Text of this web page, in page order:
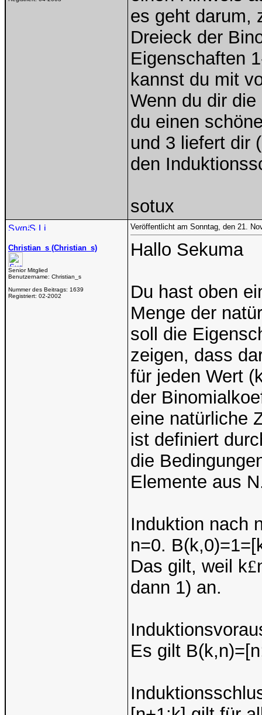
es geht darum,
Dreieck der
Eigenschaften
kannst du mit
Wenn du dir
du einen
und 3 liefert dir
den
sotux
Christian_s (Christian_s)
Senior Mitglied
Benutzername: Christian_s
Nummer des Beitrags: 1639
Registriert: 02-2002
Veröffentlicht am Sonntag, den 21.
Hallo Sekuma
Du hast oben
Menge der
soll die
zeigen, dass
für jeden Wert
der
eine natürliche
ist definiert
die
Elemente aus
Induktion nach
n=0.
Das gilt, weil k£
dann 1) an.
Es gilt